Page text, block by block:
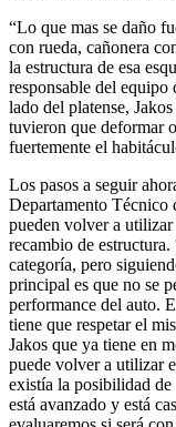
“Lo que mas se daño
con rueda, cañonera
la estructura de esa
responsable del equipo
lado del platense,
tuvieron que deformar
fuertemente el
Los pasos a seguir
Departamento Técnico
pueden volver a utilizar
recambio de
categoría, pero
principal es que no se
performance del auto.
tiene que respetar el
Jakos que ya tiene en
puede volver a utilizar
existía la posibilidad
está avanzado y está